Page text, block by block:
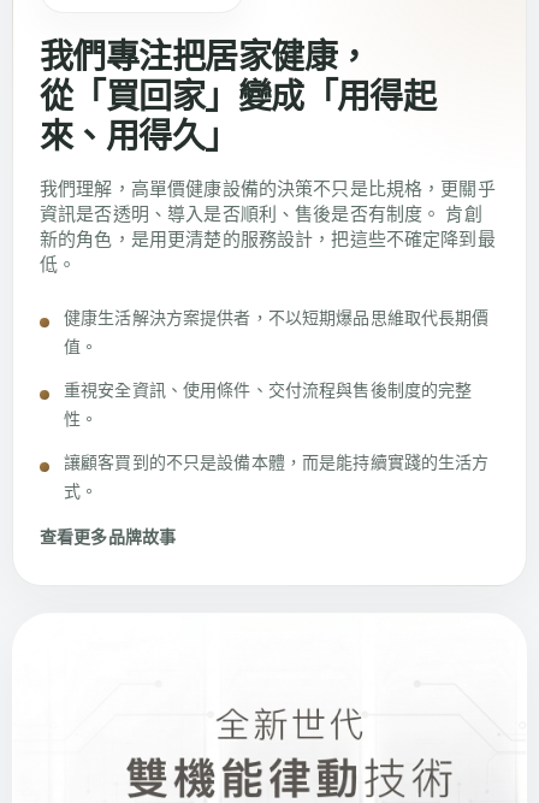
我們專注把居家健康，
從「買回家」變成「用得起
來、用得久」
我們理解，高單價健康設備的決策不只是比規格，更關乎
資訊是否透明、導入是否順利、售後是否有制度。 肯創
新的角色，是用更清楚的服務設計，把這些不確定降到最
低。
健康生活解決方案提供者，不以短期爆品思維取代長期價
值。
重視安全資訊、使用條件、交付流程與售後制度的完整
性。
讓顧客買到的不只是設備本體，而是能持續實踐的生活方
式。
查看更多品牌故事